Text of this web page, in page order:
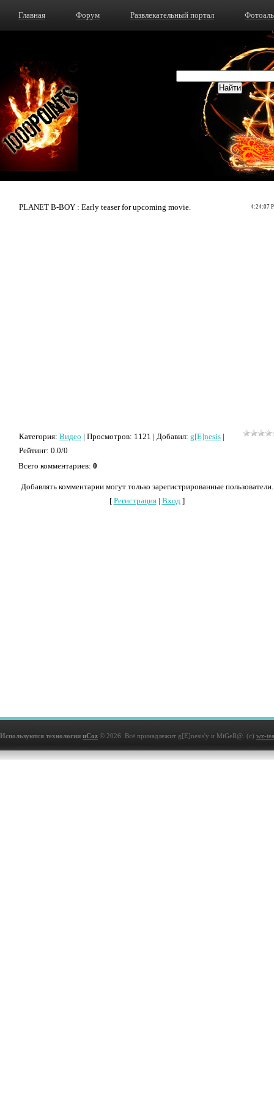
Главная Форум Развлекательный портал
4:24:07
PLANET B-BOY : Early teaser for upcoming movie.
Категория: Видео | Просмотров: 1121 | Добавил: g[E]nesis |
Рейтинг: 0.0/0
Всего комментариев: 0
Добавлять комментарии могут только зарегистрированные пользователи.
[ Регистрация| Вход]
Используются технологии uCoz © 2026. Всё принадлежит g[E]nesis'у и MiGeR@. (с) wz-